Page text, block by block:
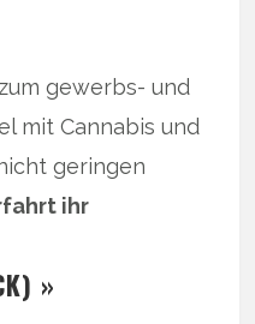
gewerbs- und
mit Cannabis und
geringen
ihr
»